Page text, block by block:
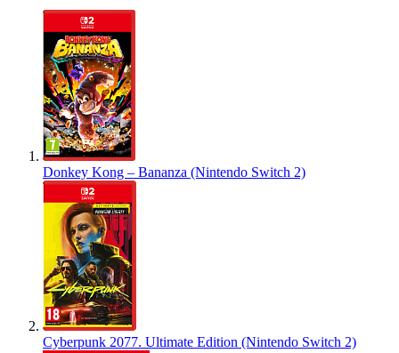
Donkey Kong – Bananza (Nintendo Switch 2)
Cyberpunk 2077. Ultimate Edition (Nintendo Switch 2)